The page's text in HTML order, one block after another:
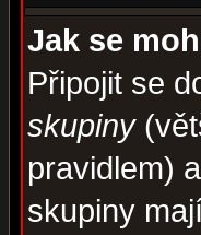
Jak se
Připojit se
skupiny
pravidlem)
skupiny